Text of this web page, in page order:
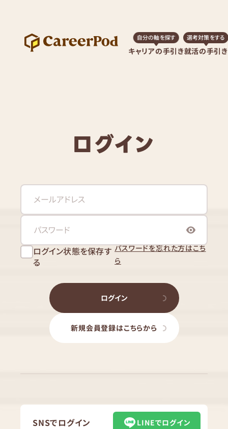
キャリアの手引き
自分の軸を探す
就活の手引き
選考対策をする
ログイン
ログイン状態を保存す
る
パスワードを忘れた方はこち
ら
ログイン
新規会員登録はこちらから
SNSでログイン LINEでログイン